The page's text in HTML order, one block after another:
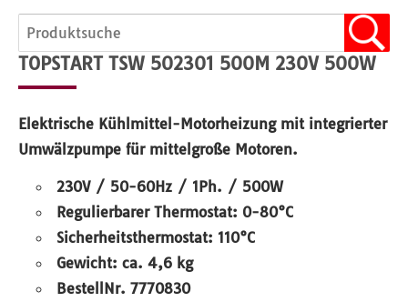
TOPSTART TSW 502301 500M 230V 500W
Elektrische Kühlmittel-Motorheizung mit integrierter
Umwälzpumpe für mittelgroße Motoren.
230V / 50-60Hz / 1Ph. / 500W
Regulierbarer Thermostat: 0-80°C
Sicherheitsthermostat: 110°C
Gewicht: ca. 4,6 kg
BestellNr. 7770830